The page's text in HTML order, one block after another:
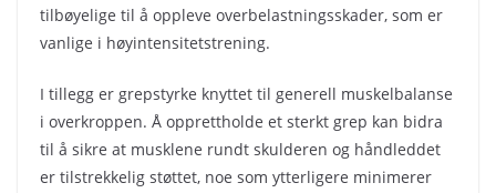
tilbøyelige til å oppleve overbelastningsskader, som er
vanlige i høyintensitetstrening.
I tillegg er grepstyrke knyttet til generell muskelbalanse
i overkroppen. Å opprettholde et sterkt grep kan bidra
til å sikre at musklene rundt skulderen og håndleddet
er tilstrekkelig støttet, noe som ytterligere minimerer